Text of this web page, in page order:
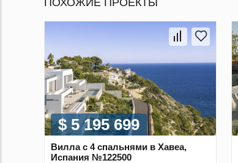
ПОХОЖИЕ ПРОЕКТЫ
$ 5 195 699
Вилла с 4 спальнями в Хавеа,
Испания №122500